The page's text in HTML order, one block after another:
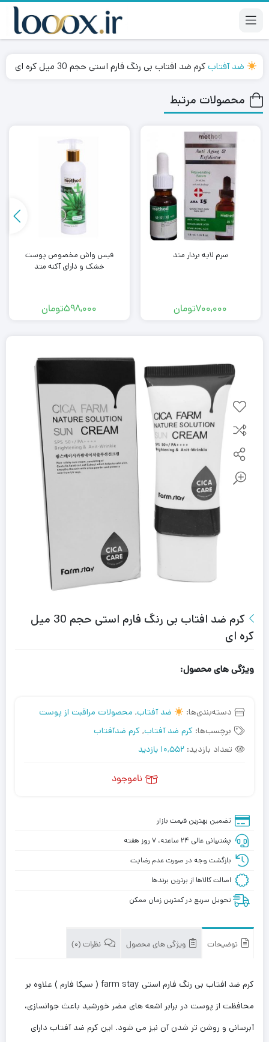
ضد آفتابکرم ضد افتاب بی رنگ فارم استی حجم 30 میل کره ای
محصولات مرتبط
سرم لایه بردار متد
700,000تومان
فیس واش مخصوص پوست
خشک و دارای آکنه متد
598,000تومان
کرم ضد افتاب بی رنگ فارم استی حجم 30 میل
کره ای
ویژگی های محصول:
دسته‌بندی‌ها: ضد آفتاب, محصولات مراقبت از پوست
برچسب‌ها: کرم ضد آفتاب, کرم ضدآفتاب
تعداد بازدید: 10,552 بازدید
ناموجود
تضمین بهترین قیمت بازار
پشتیبانی عالی ۲۴ ساعته، ۷ روز هفته
بازگشت وجه در صورت عدم رضایت
اصالت کالاها از برترین برندها
تحویل سریع در کمترین زمان ممکن
توضیحات ویژگی های محصول نظرات (0)
کرم ضد افتاب بی رنگ فارم استی farm stay ( سیکا فارم ) علاوه بر
محافظت از پوست در برابر اشعه های مضر خورشید باعث جوانسازی،
آبرسانی و روشن تر شدن آن نیز می شود. این کرم ضد آفتاب دارای